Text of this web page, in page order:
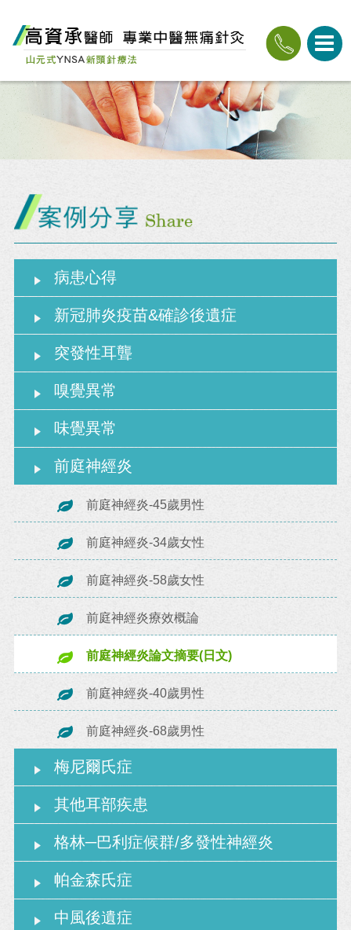
病患心得
新冠肺炎疫苗&確診後遺症
突發性耳聾
嗅覺異常
味覺異常
前庭神經炎
前庭神經炎-45歲男性
前庭神經炎-34歲女性
前庭神經炎-58歲女性
前庭神經炎療效概論
前庭神經炎論文摘要(日文)
前庭神經炎-40歲男性
前庭神經炎-68歲男性
梅尼爾氏症
其他耳部疾患
格林─巴利症候群/多發性神經炎
帕金森氏症
中風後遺症